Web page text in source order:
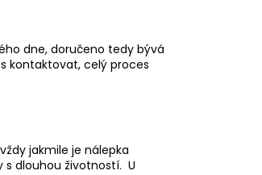
dne, doručeno tedy bývá
kontaktovat, celý proces
jakmile je nálepka
dlouhou životností. U